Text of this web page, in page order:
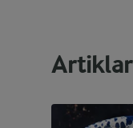
Artiklar